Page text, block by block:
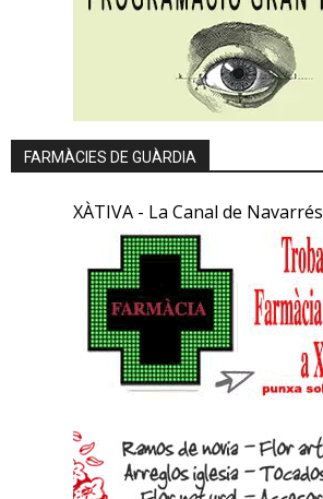
FARMÀCIES DE GUÀRDIA
XÀTIVA - La Canal de Navarrés